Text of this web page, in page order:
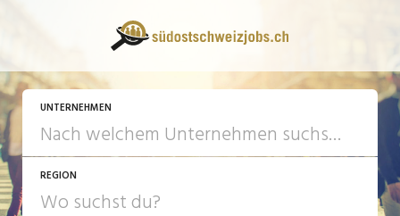
UNTERNEHMEN
REGION